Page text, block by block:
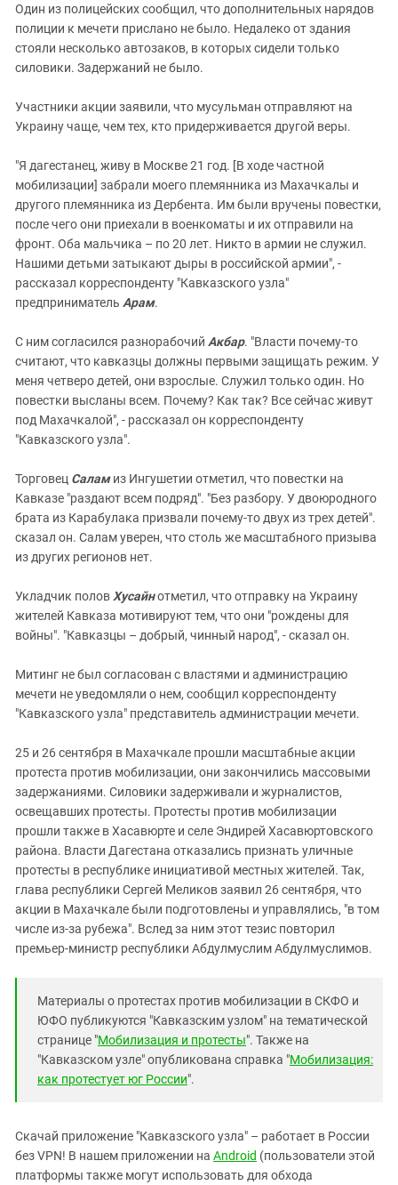
Один из полицейских сообщил, что дополнительных нарядов
полиции к мечети прислано не было. Недалеко от здания
стояли несколько автозаков, в которых сидели только
силовики. Задержаний не было.
Участники акции заявили, что мусульман отправляют на
Украину чаще, чем тех, кто придерживается другой веры.
"Я дагестанец, живу в Москве 21 год. [В ходе частной
мобилизации] забрали моего племянника из Махачкалы и
другого племянника из Дербента. Им были вручены повестки,
после чего они приехали в военкоматы и их отправили на
фронт. Оба мальчика – по 20 лет. Никто в армии не служил.
Нашими детьми затыкают дыры в российской армии", -
рассказал корреспонденту "Кавказского узла"
предприниматель Арам.
С ним согласился разнорабочий Акбар. "Власти почему-то
считают, что кавказцы должны первыми защищать режим. У
меня четверо детей, они взрослые. Служил только один. Но
повестки высланы всем. Почему? Как так? Все сейчас живут
под Махачкалой", - рассказал он корреспонденту
"Кавказского узла".
Торговец Саламиз Ингушетии отметил, что повестки на
Кавказе "раздают всем подряд". "Без разбору. У двоюродного
брата из Карабулака призвали почему-то двух из трех детей".
сказал он. Салам уверен, что столь же масштабного призыва
из других регионов нет.
Укладчик полов Хусайнотметил, что отправку на Украину
жителей Кавказа мотивируют тем, что они "рождены для
войны". "Кавказцы – добрый, чинный народ", - сказал он.
Митинг не был согласован с властями и администрацию
мечети не уведомляли о нем, сообщил корреспонденту
"Кавказского узла" представитель администрации мечети.
25 и 26 сентября в Махачкале прошли масштабные акции
протеста против мобилизации, они закончились массовыми
задержаниями. Силовики задерживали и журналистов,
освещавших протесты. Протесты против мобилизации
прошли также в Хасавюрте и селе Эндирей Хасавюртовского
района. Власти Дагестана отказались признать уличные
протесты в республике инициативой местных жителей. Так,
глава республики Сергей Меликов заявил 26 сентября, что
акции в Махачкале были подготовлены и управлялись, "в том
числе из-за рубежа". Вслед за ним этот тезис повторил
премьер-министр республики Абдулмуслим Абдулмуслимов.
Материалы о протестах против мобилизации в СКФО и
ЮФО публикуются "Кавказским узлом" на тематической
странице "Мобилизация и протесты". Также на
"Кавказском узле" опубликована справка "Мобилизация:
как протестует юг России".
Скачай приложение "Кавказского узла" – работает в России
без VPN! В нашем приложении на Android (пользователи этой
платформы также могут использовать для обхода